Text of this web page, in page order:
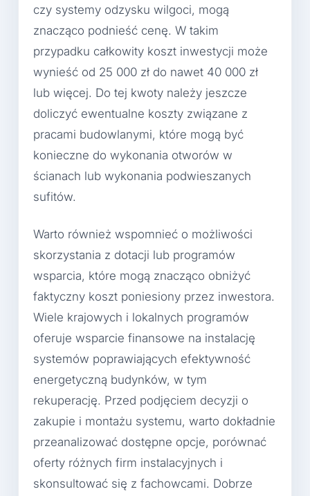
czy systemy odzysku wilgoci, mogą
znacząco podnieść cenę. W takim
przypadku całkowity koszt inwestycji może
wynieść od 25 000 zł do nawet 40 000 zł
lub więcej. Do tej kwoty należy jeszcze
doliczyć ewentualne koszty związane z
pracami budowlanymi, które mogą być
konieczne do wykonania otworów w
ścianach lub wykonania podwieszanych
sufitów.
Warto również wspomnieć o możliwości
skorzystania z dotacji lub programów
wsparcia, które mogą znacząco obniżyć
faktyczny koszt poniesiony przez inwestora.
Wiele krajowych i lokalnych programów
oferuje wsparcie finansowe na instalację
systemów poprawiających efektywność
energetyczną budynków, w tym
rekuperację. Przed podjęciem decyzji o
zakupie i montażu systemu, warto dokładnie
przeanalizować dostępne opcje, porównać
oferty różnych firm instalacyjnych i
skonsultować się z fachowcami. Dobrze